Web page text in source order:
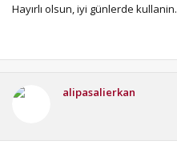
Hayırlı olsun, iyi günlerde kullanin.
alipasalierkan